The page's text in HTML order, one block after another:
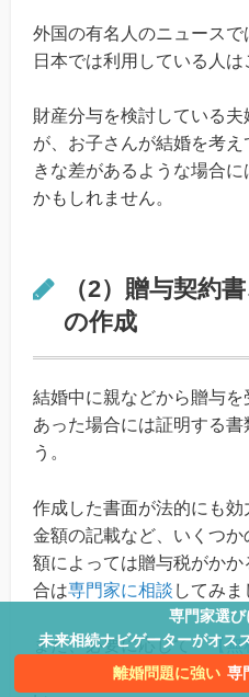
外国の有名人のニュースで
日本では利用している人は
財産分与を検討している
が、お子さんが結婚を考
きな差があるような場合
かもしれません。
（2）贈与契約
の作成
結婚中に親などから贈与
あった場合には証明する
う。
作成した書面が法的にも効
金額の記載など、いくつ
額によっては贈与税がか
合は専門家に相談 してみま
また、必要に応じて「【無
分割協議書の雛型と書き方
専門家選
未来相続ナビゲーターがオス
離婚問題に強い 専